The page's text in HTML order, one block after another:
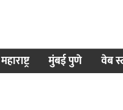
महाराष्ट्र मुंबई पुणे वेब